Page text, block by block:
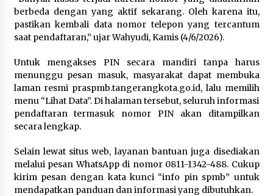
Melalui Ikrar Napiter, Lapas Cilegon
Berlandaskan Nilai Kebangsaan
5 Agustus 2026
Bambu Meledak!”
5 Agustus 2026
berbeda dengan yang aktif sekarang. Oleh karena itu,
pastikan kembali data nomor telepon yang tercantum
saat pendaftaran,” ujar Wahyudi, Kamis (4/6/2026).
Untuk mengakses PIN secara mandiri tanpa harus
menunggu pesan masuk, masyarakat dapat membuka
laman resmi praspmb.tangerangkota.go.id, lalu memilih
menu “Lihat Data”. Di halaman tersebut, seluruh informasi
pendaftaran termasuk nomor PIN akan ditampilkan
secara lengkap.
Selain lewat situs web, layanan bantuan juga disediakan
melalui pesan WhatsApp di nomor 0811-1342-488. Cukup
kirim pesan dengan kata kunci “info pin spmb” untuk
mendapatkan panduan dan informasi yang dibutuhkan.